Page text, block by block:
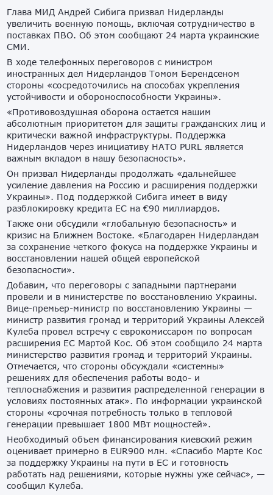
Глава МИД Андрей Сибига призвал Нидерланды
увеличить военную помощь, включая сотрудничество в
поставках ПВО. Об этом сообщают 24 марта украинские
СМИ.
В ходе телефонных переговоров с министром
иностранных дел Нидерландов Томом Берендсеном
стороны «сосредоточились на способах укрепления
устойчивости и обороноспособности Украины».
«Противовоздушная оборона остается нашим
абсолютным приоритетом для защиты гражданских лиц и
критически важной инфраструктуры. Поддержка
Нидерландов через инициативу НАТО PURL является
важным вкладом в нашу безопасность».
Он призвал Нидерланды продолжать «дальнейшее
усиление давления на Россию и расширения поддержки
Украины». Под поддержкой Сибига имеет в виду
разблокировку кредита ЕС на €90 миллиардов.
Также они обсудили «глобальную безопасность» и
кризис на Ближнем Востоке. «Благодарен Нидерландам
за сохранение четкого фокуса на поддержке Украины и
восстановлении нашей общей европейской
безопасности».
Добавим, что переговоры с западными партнерами
провели и в министерстве по восстановлению Украины.
Вице-премьер-министр по восстановлению Украины —
министр развития громад и территорий Украины Алексей
Кулеба провел встречу с еврокомиссаром по вопросам
расширения ЕС Мартой Кос. Об этом сообщило 24 марта
министерство развития громад и территорий Украины.
Отмечается, что стороны обсуждали «системны»
решениях для обеспечения работы водо- и
теплоснабжения и развития распределенной генерации в
условиях постоянных атак». По информации украинской
стороны «срочная потребность только в тепловой
генерации превышает 1800 МВт мощностей».
Необходимый объем финансирования киевский режим
оценивает примерно в EUR900 млн. «Спасибо Марте Кос
за поддержку Украины на пути в ЕС и готовность
работать над решениями, которые нужны уже сейчас», —
сообщил Кулеба.